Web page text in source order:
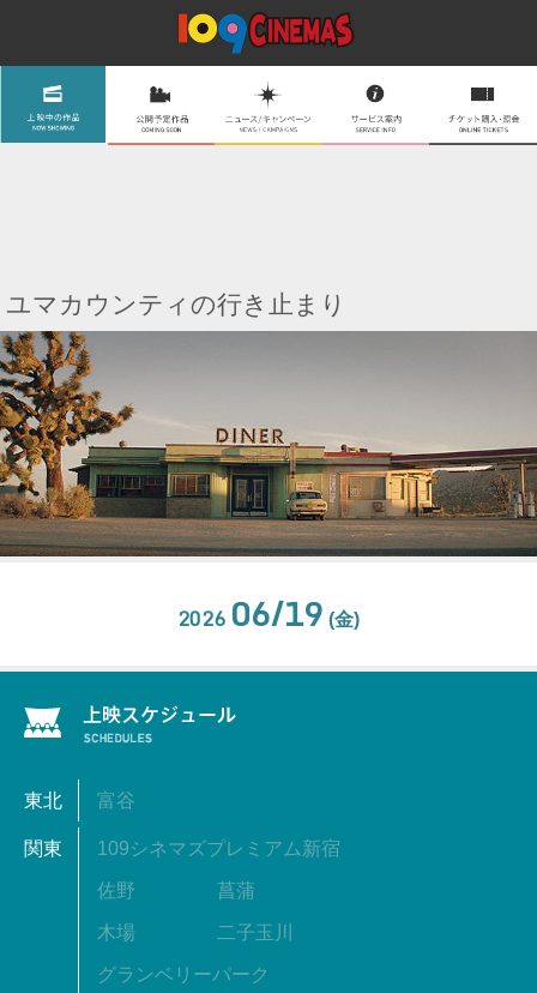
ユマカウンティの行き止まり
2026 06/19 (金)
東北 富谷
関東 109シネマズプレミアム新宿
佐野 菖蒲
木場 二子玉川
グランベリーパーク